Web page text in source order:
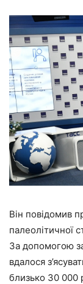
Він повідомив
палеолітичної
За допомогою
вдалося
близько 30 000